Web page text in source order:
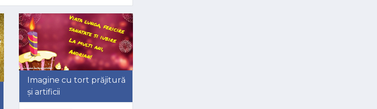
Imagine cu tort prăjitură
și artificii